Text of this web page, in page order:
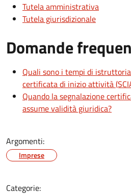
Tutela amministrativa
Tutela giurisdizionale
Domande
Quali sono i tempi di
certificata di inizio attività
Quando la segnalazione
assume validità giuridica?
Argomenti:
Imprese
Categorie: